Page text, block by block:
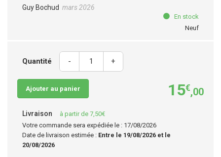
Guy Bochud mars 2026
En stock
Neuf
Quantité - +
Ajouter au panier 15€,00
Livraison
à partir de 7,50€
Votre commande sera expédiée le : 17/08/2026
Date de livraison estimée : Entre le 19/08/2026 et le
20/08/2026